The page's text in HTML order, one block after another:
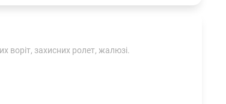
захисних ролет, жалюзі.